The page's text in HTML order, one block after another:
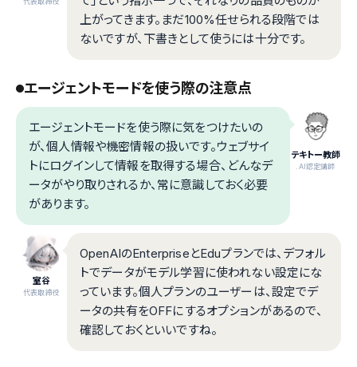
上がってきます。まだ100%任せられる段階では
ないですが、下書きとして使うには十分です。
エージェントモードを使う際の注意点
テキトー教師
.AI認定講師
エージェントモードを使う際に気をつけたいの
が、個人情報や機密情報の扱いです。ウェブサイ
トにログインして情報を取得する場合、どんなデ
ータがやり取りされるか、常に意識しておく必要
があります。
室谷
代表取締役
OpenAIのEnterpriseとEduプランでは、デフォル
トでデータがモデル学習に使われない設定にな
っています。個人プランのユーザーは、設定でデ
ータの共有をOFFにするオプションがあるので、
確認しておくといいですね。